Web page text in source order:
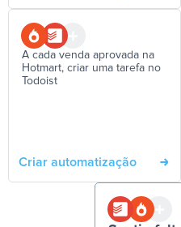
A cada venda aprovada na
Hotmart, criar uma tarefa no
Todoist
Criar automatização